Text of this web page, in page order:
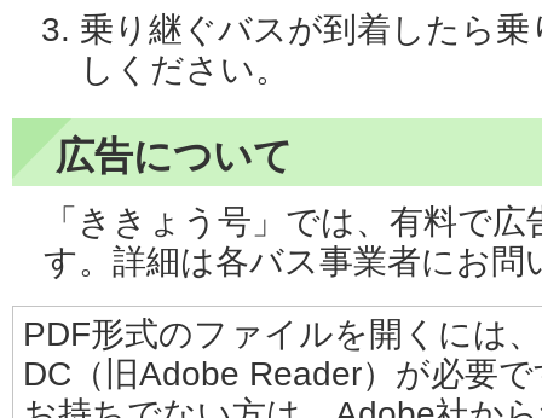
乗り継ぐバスが到着したら
しください。
広告について
「ききょう号」では、有料で
す。詳細は各バス事業者にお問
PDF形式のファイルを開くには
DC（旧Adobe Reader）が必要